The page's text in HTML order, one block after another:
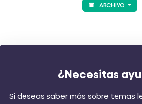
ARCHIVO
¿Necesitas
Si deseas saber más sobre temas